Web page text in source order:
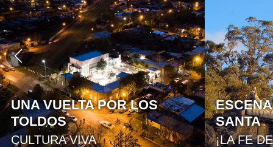
ESCENAS DE SEMANA
SANTA
¡LA FE DE LOS PUEBLOS!